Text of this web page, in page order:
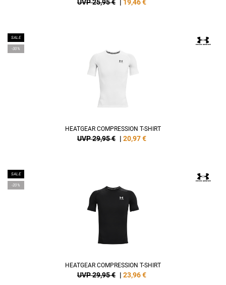
UVP 25,95 € 19,46€
SALE
-30%
HEATGEAR COMPRESSION T-SHIRT
UVP 29,95 € | 20,97€
SALE
-20%
HEATGEAR COMPRESSION T-SHIRT
UVP 29,95 € | 23,96€